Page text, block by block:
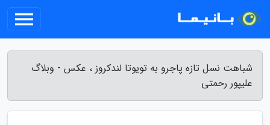
شباهت نسل تازه پاجرو به تویوتا لندکروز ، عکس - وبلاگ
علیپور رحمتی